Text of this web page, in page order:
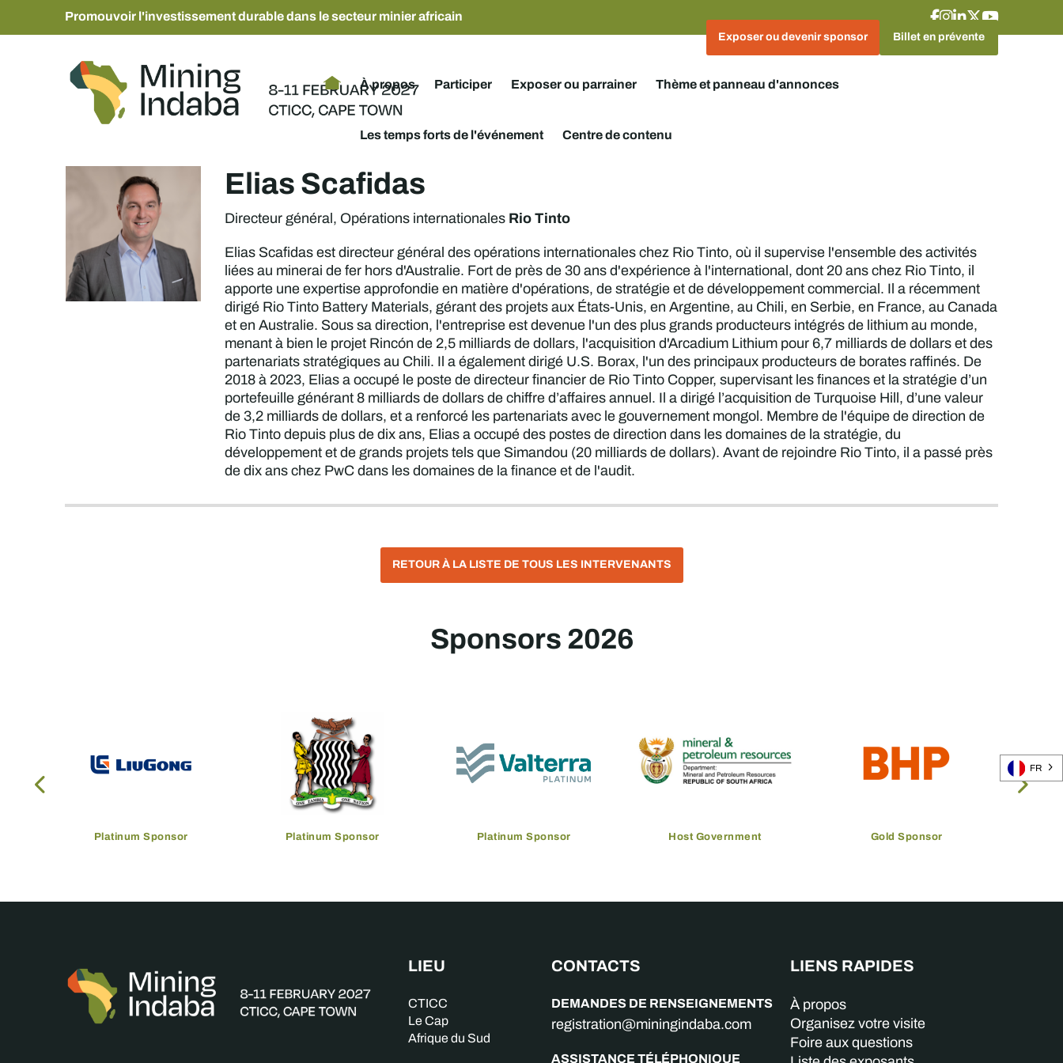
Promouvoir l'investissement durable dans le secteur minier africain
Exposer ou devenir sponsor Billet en prévente
À propos Participer Exposer ou parrainer Thème et panneau d'annonces
Les temps forts de l'événement Centre de contenu
Elias Scafidas
Directeur général, Opérations internationales Rio Tinto
Elias Scafidas est directeur général des opérations internationales chez Rio Tinto, où il supervise l'ensemble des activités
liées au minerai de fer hors d'Australie. Fort de près de 30 ans d'expérience à l'international, dont 20 ans chez Rio Tinto, il
apporte une expertise approfondie en matière d'opérations, de stratégie et de développement commercial. Il a récemment
dirigé Rio Tinto Battery Materials, gérant des projets aux États-Unis, en Argentine, au Chili, en Serbie, en France, au Canada
et en Australie. Sous sa direction, l'entreprise est devenue l'un des plus grands producteurs intégrés de lithium au monde,
menant à bien le projet Rincón de 2,5 milliards de dollars, l'acquisition d'Arcadium Lithium pour 6,7 milliards de dollars et des
partenariats stratégiques au Chili. Il a également dirigé U.S. Borax, l'un des principaux producteurs de borates raffinés. De
2018 à 2023, Elias a occupé le poste de directeur financier de Rio Tinto Copper, supervisant les finances et la stratégie d’un
portefeuille générant 8 milliards de dollars de chiffre d’affaires annuel. Il a dirigé l’acquisition de Turquoise Hill, d’une valeur
de 3,2 milliards de dollars, et a renforcé les partenariats avec le gouvernement mongol. Membre de l'équipe de direction de
Rio Tinto depuis plus de dix ans, Elias a occupé des postes de direction dans les domaines de la stratégie, du
développement et de grands projets tels que Simandou (20 milliards de dollars). Avant de rejoindre Rio Tinto, il a passé près
de dix ans chez PwC dans les domaines de la finance et de l'audit.
RETOUR À LA LISTE DE TOUS LES INTERVENANTS
Sponsors 2026
Platinum Sponsor Platinum Sponsor Platinum Sponsor Host Government Gold Sponsor
LIEU
CTICC
Le Cap
Afrique du Sud
CONTACTS
DEMANDES DE RENSEIGNEMENTS
registration@miningindaba.com
ASSISTANCE TÉLÉPHONIQUE
LIENS RAPIDES
À propos
Organisez votre visite
Foire aux questions
FR